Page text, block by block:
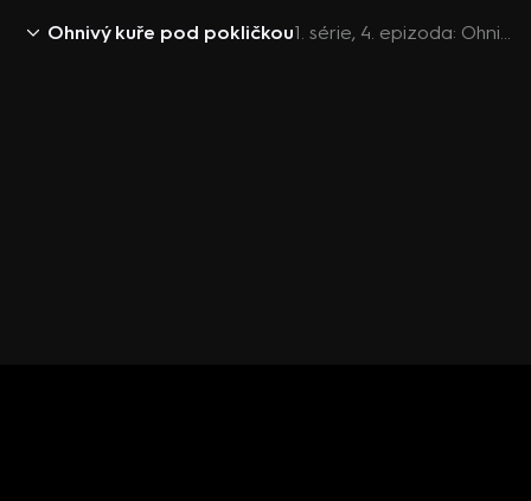
Ohnivý kuře pod pokličkou 1. série, 4. epizoda: Ohnivý kuře pod pokličkou (4)